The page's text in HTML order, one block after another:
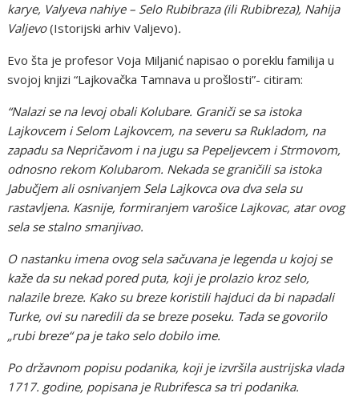
karye, Valyeva nahiye – Selo Rubibraza (ili Rubibreza), Nahija
Valjevo(Istorijski arhiv Valjevo).
Evo šta je profesor Voja Miljanić napisao o poreklu familija u
svojoj knjizi “Lajkovačka Tamnava u prošlosti”- citiram:
“Nalazi se na levoj obali Kolubare. Graniči se sa istoka
Lajkovcem i Selom Lajkovcem, na severu sa Rukladom, na
zapadu sa Nepričavom i na jugu sa Pepeljevcem i Strmovom,
odnosno rekom Kolubarom. Nekada se graničili sa istoka
Jabučjem ali osnivanjem Sela Lajkovca ova dva sela su
rastavljena. Kasnije, formiranjem varošice Lajkovac, atar ovog
sela se stalno smanjivao.
O nastanku imena ovog sela sačuvana je legenda u kojoj se
kaže da su nekad pored puta, koji je prolazio kroz selo,
nalazile breze. Kako su breze koristili hajduci da bi napadali
Turke, ovi su naredili da se breze poseku. Tada se govorilo
„rubi breze“ pa je tako selo dobilo ime.
Po državnom popisu podanika, koji je izvršila austrijska vlada
1717. godine, popisana je Rubrifesca sa tri podanika.